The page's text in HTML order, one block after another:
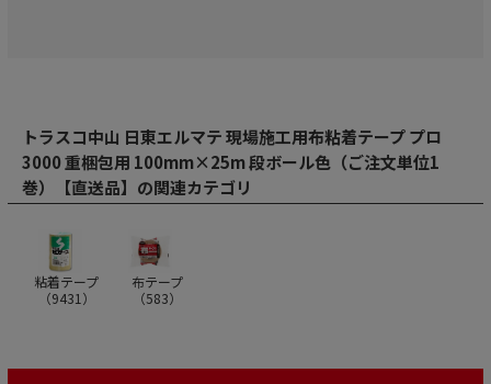
トラスコ中山 日東エルマテ 現場施工用布粘着テープ プロ
3000 重梱包用 100mm×25m 段ボール色（ご注文単位1
巻）【直送品】の関連カテゴリ
粘着テープ
（9431）
布テープ
（583）